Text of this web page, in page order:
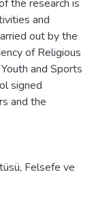
the research is
and
out by the
of Religious
and Sports
signed
and the
Felsefe ve